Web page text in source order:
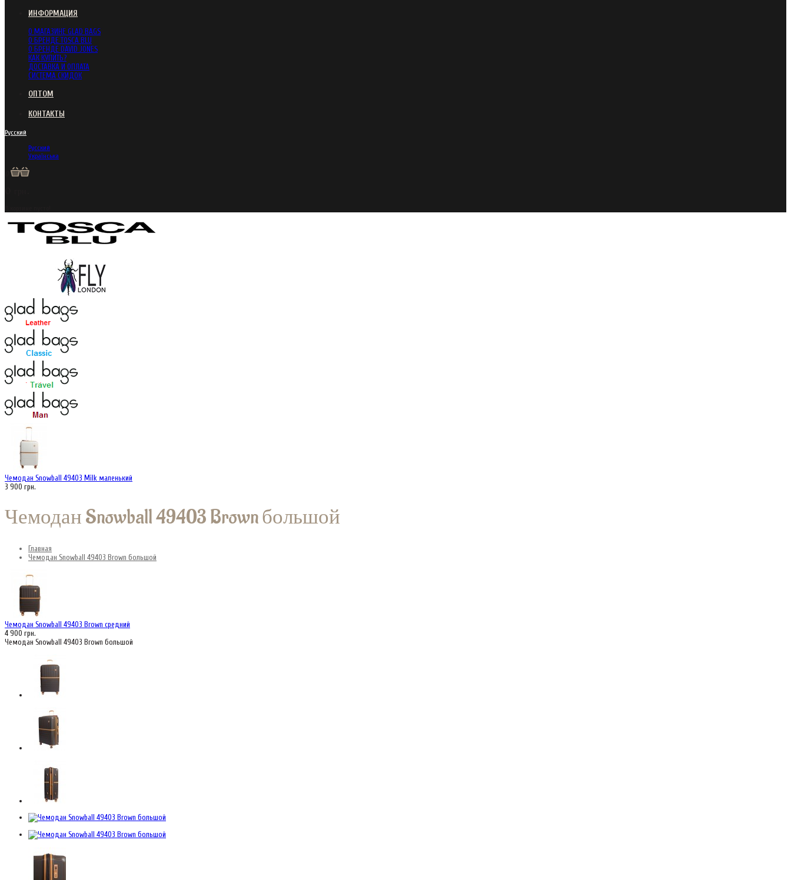
ИНФОРМАЦИЯ
О МАГАЗИНЕ GLAD BAGS
О БРЕНДЕ TOSCA BLU
О БРЕНДЕ DAVID JONES
КАК КУПИТЬ?
ДОСТАВКА И ОПЛАТА
СИСТЕМА СКИДОК
ОПТОМ
КОНТАКТЫ
Русский
Русский
Українська
Чемодан Snowball 49403 Milk маленький
3 900 грн.
Чемодан Snowball 49403 Brown большой
Главная
Чемодан Snowball 49403 Brown большой
Чемодан Snowball 49403 Brown средний
4 900 грн.
Чемодан Snowball 49403 Brown большой